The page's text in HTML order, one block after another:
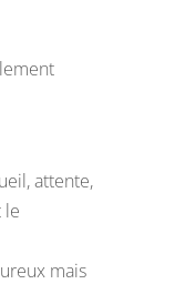
attente,
le
mais